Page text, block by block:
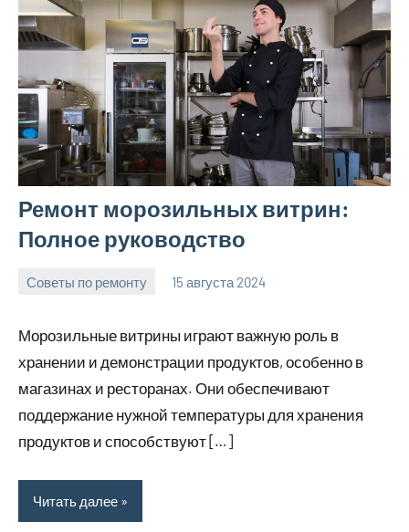
Ремонт морозильных витрин:
Полное руководство
Советы по ремонту 15 августа 2024
Морозильные витрины играют важную роль в
хранении и демонстрации продуктов, особенно в
магазинах и ресторанах. Они обеспечивают
поддержание нужной температуры для хранения
продуктов и способствуют […]
Читать далее